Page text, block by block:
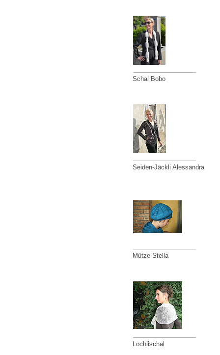
Schal Bobo
Seiden-Jäckli Alessandra
Mütze Stella
Löchlischal